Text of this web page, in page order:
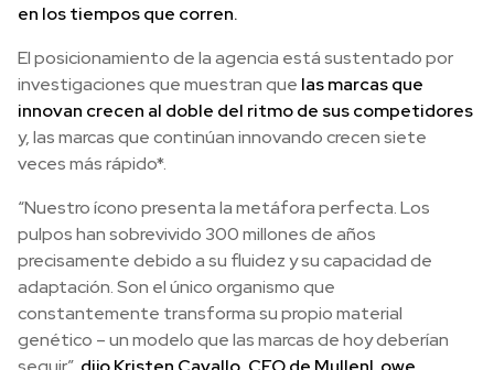
en los tiempos que corren.
El posicionamiento de la agencia está sustentado por
investigaciones que muestran que las marcas que
innovan crecen al doble del ritmo de sus competidores
y, las marcas que continúan innovando crecen siete
veces más rápido*.
“Nuestro ícono presenta la metáfora perfecta. Los
pulpos han sobrevivido 300 millones de años
precisamente debido a su fluidez y su capacidad de
adaptación. Son el único organismo que
constantemente transforma su propio material
genético – un modelo que las marcas de hoy deberían